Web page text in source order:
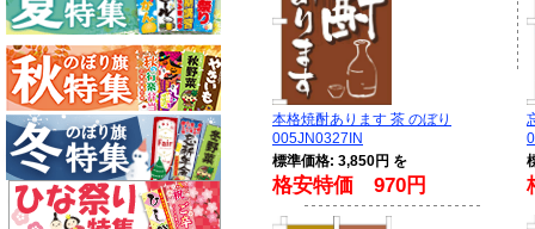
本格焼酎あります 茶 のぼり
005JN0327IN
標準価格: 3,850円 を
格安特価 970円